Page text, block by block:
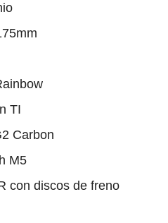
TI
Carbon
M5
con discos de freno